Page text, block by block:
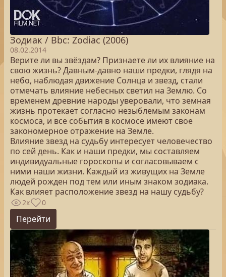
Зодиак / Bbc: Zodiac (2006)
08.02.2014
Верите ли вы звёздам? Признаете ли их влияние на
свою жизнь? Давным-давно наши предки, глядя на
небо, наблюдая движение Солнца и звезд, стали
отмечать влияние небесных светил на Землю. Со
временем древние народы уверовали, что земная
жизнь протекает согласно незыблемым законам
космоса, и все события в космосе имеют свое
закономерное отражение на Земле.
Влияние звезд на судьбу интересует человечество
по сей день. Как и наши предки, мы составляем
индивидуальные гороскопы и согласовываем с
ними наши жизни. Каждый из живущих на Земле
людей рожден под тем или иным знаком зодиака.
Как влияет расположение звезд на нашу судьбу?
2к 0
Перейти